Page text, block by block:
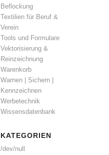
Beflockung
Textilien für Beruf &
Verein
Tools und Formulare
Vektorisierung &
Reinzeichnung
Warenkorb
Warnen | Sichern |
Kennzeichnen
Werbetechnik
Wissensdatenbank
KATEGORIEN
/dev/null